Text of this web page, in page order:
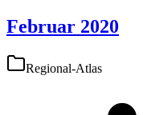
Februar 2020
Regional-Atlas